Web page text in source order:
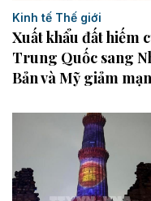
Kinh tế Thế giới
Xuất khẩu đất hiếm
Trung Quốc sang
Bản và Mỹ giảm